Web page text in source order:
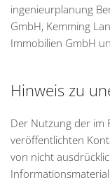
ingenieurplanung
GmbH, Kemming
Immobilien GmbH
Hinweis zu
Der Nutzung der im
veröffentlichten
von nicht